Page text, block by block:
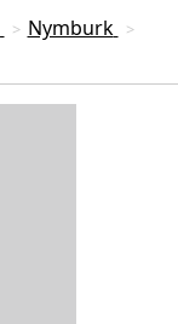
> Nymburk >